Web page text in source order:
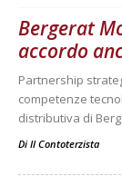
Bergerat
accordo
Partnership
competenze
distributiva di
Di Il Contoterzista